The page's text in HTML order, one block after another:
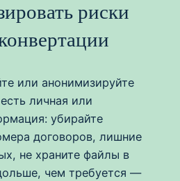
риски
или анонимизируйте
личная или
убирайте
договоров, лишние
не храните файлы в
чем требуется —